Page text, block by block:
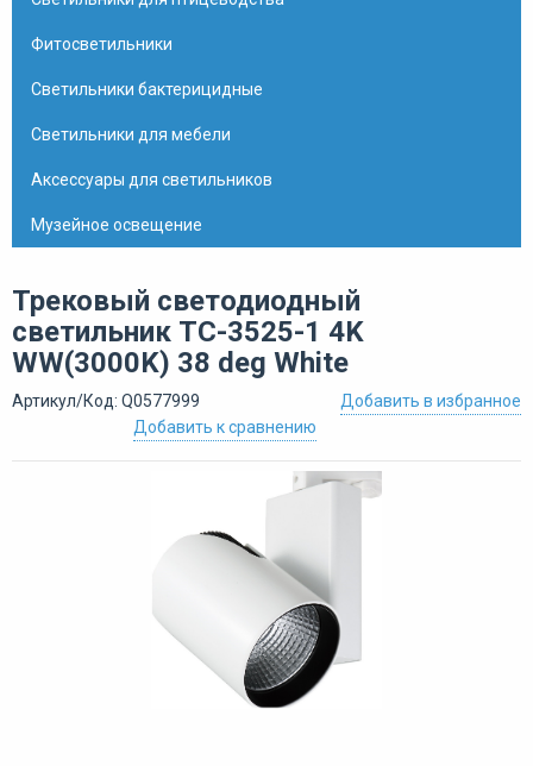
Фитосветильники
Светильники бактерицидные
Светильники для мебели
Аксессуары для светильников
Музейное освещение
Трековый светодиодный
светильник ТС-3525-1 4K
WW(3000K) 38 deg White
Артикул/Код: Q0577999
Добавить в избранное
Добавить к сравнению